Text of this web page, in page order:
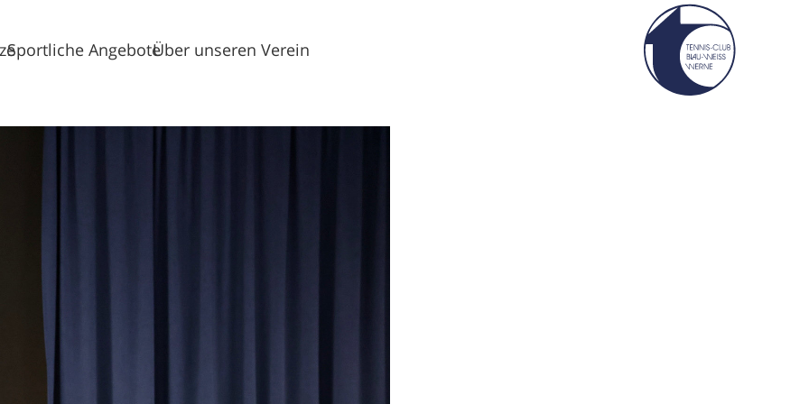
Sportliche AngeboteÜber unseren Verein